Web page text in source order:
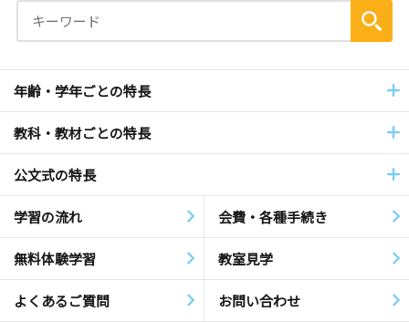
年齢・学年ごとの特長
教科・教材ごとの特長
公文式の特長
学習の流れ 会費・各種手続き
無料体験学習 教室見学
よくあるご質問 お問い合わせ